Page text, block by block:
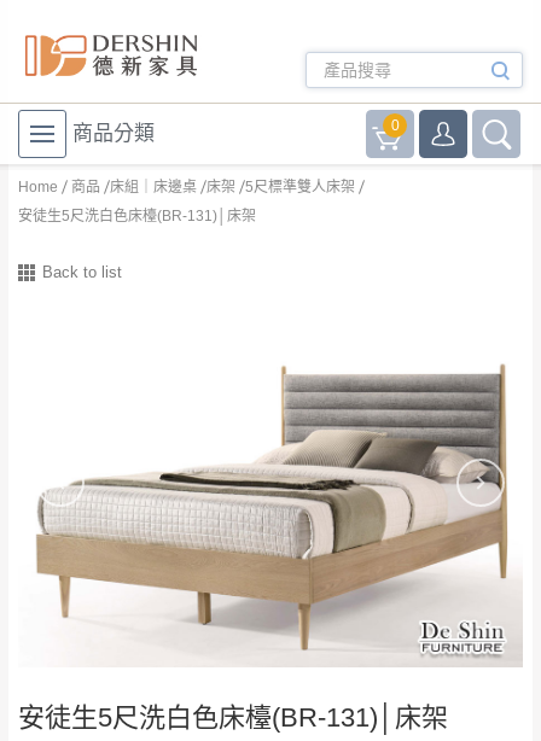
商品分類 0
Home 商品 床組｜床邊桌 床架
5尺標準雙人床架
安徒生5尺洗白色床檯(BR-131)│床架
Back to list
安徒生5尺洗白色床檯(BR-131)│床架